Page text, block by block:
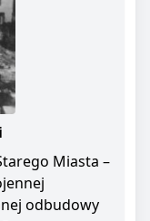
Miasta –
odbudowy